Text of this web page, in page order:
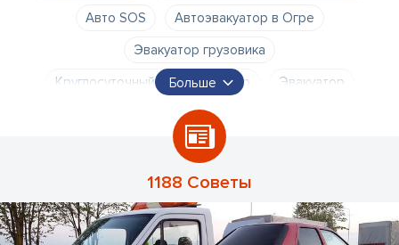
Авто SOS
Автоэвакуатор в Огре
Эвакуатор грузовика
Круглосуточный автоэвакуатор
Эвакуатор
автоэвакуатор в Огре
круглосуточный SOS-эвакуатор
эвакуатор авто
эвакуатор авто в Огре
хороший автоэвакуатор в Огре
Больше
1188 Советы